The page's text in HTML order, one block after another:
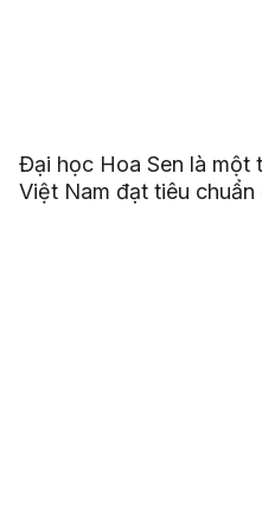
Đại học Hoa Sen là một
Việt Nam đạt tiêu